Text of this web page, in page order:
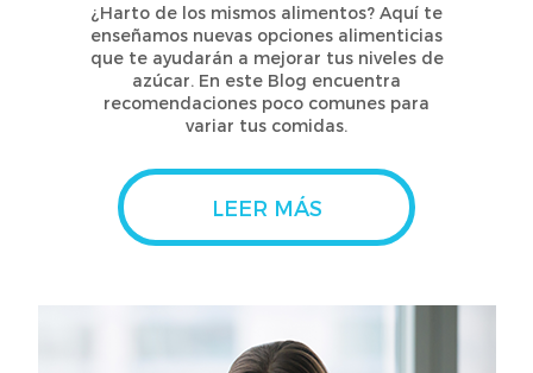
¿Harto de los mismos alimentos? Aquí te
enseñamos nuevas opciones alimenticias
que te ayudarán a mejorar tus niveles de
azúcar. En este Blog encuentra
recomendaciones poco comunes para
variar tus comidas.
LEER MÁS